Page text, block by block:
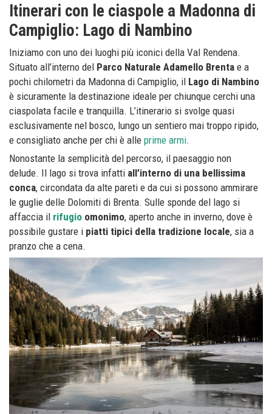
Itinerari con le ciaspole a Madonna di
Campiglio: Lago di Nambino
Iniziamo con uno dei luoghi più iconici della Val Rendena.
Situato all’interno del Parco Naturale Adamello Brenta e a
pochi chilometri da Madonna di Campiglio, il Lago di Nambino
è sicuramente la destinazione ideale per chiunque cerchi una
ciaspolata facile e tranquilla. L’itinerario si svolge quasi
esclusivamente nel bosco, lungo un sentiero mai troppo ripido,
e consigliato anche per chi è alle prime armi.
Nonostante la semplicità del percorso, il paesaggio non
delude. Il lago si trova infatti all’interno di una bellissima
conca, circondata da alte pareti e da cui si possono ammirare
le guglie delle Dolomiti di Brenta. Sulle sponde del lago si
affaccia il rifugio omonimo, aperto anche in inverno, dove è
possibile gustare i piatti tipici della tradizione locale, sia a
pranzo che a cena.